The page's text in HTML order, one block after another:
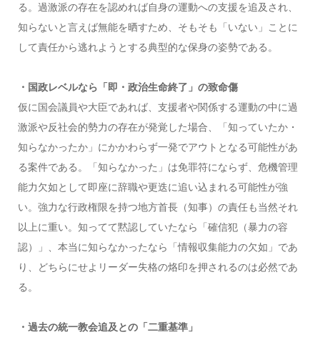
る。過激派の存在を認めれば自身の運動への支援を追及され、
知らないと言えば無能を晒すため、そもそも「いない」ことに
して責任から逃れようとする典型的な保身の姿勢である。
・国政レベルなら「即・政治生命終了」の致命傷
仮に国会議員や大臣であれば、支援者や関係する運動の中に過
激派や反社会的勢力の存在が発覚した場合、「知っていたか・
知らなかったか」にかかわらず一発でアウトとなる可能性があ
る案件である。「知らなかった」は免罪符にならず、危機管理
能力欠如として即座に辞職や更迭に追い込まれる可能性が強
い。強力な行政権限を持つ地方首長（知事）の責任も当然それ
以上に重い。知ってて黙認していたなら「確信犯（暴力の容
認）」、本当に知らなかったなら「情報収集能力の欠如」であ
り、どちらにせよリーダー失格の烙印を押されるのは必然であ
る。
・過去の統一教会追及との「二重基準」